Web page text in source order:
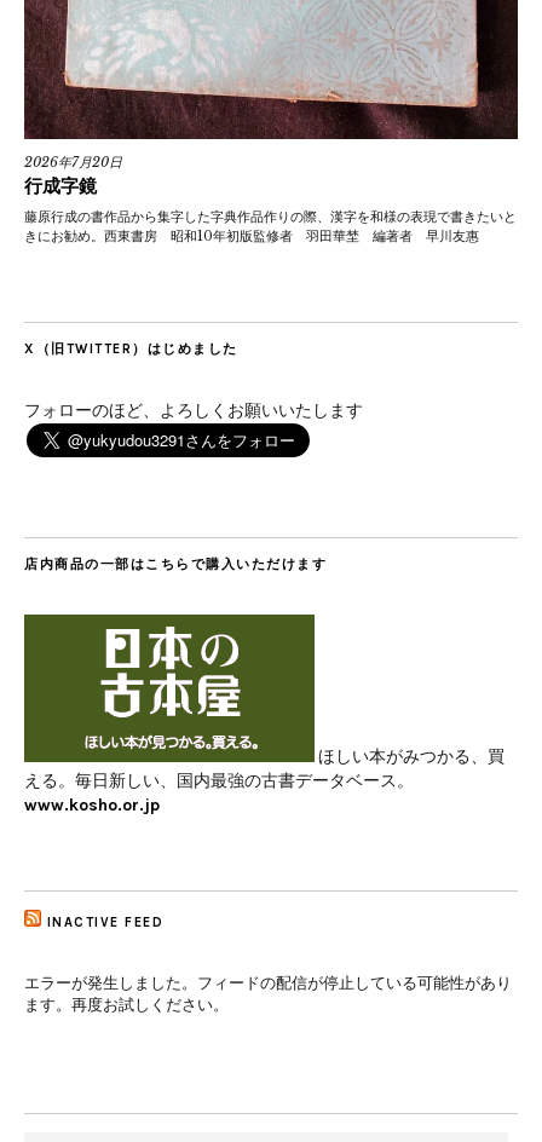
2026年7月20日
行成字鏡
藤原行成の書作品から集字した字典作品作りの際、漢字を和様の表現で書きたいと
きにお勧め。西東書房 昭和10年初版監修者 羽田華埜 編著者 早川友惠
X（旧TWITTER）はじめました
フォローのほど、よろしくお願いいたします
店内商品の一部はこちらで購入いただけます
ほしい本がみつかる、買
える。毎日新しい、国内最強の古書データベース。
www.kosho.or.jp
INACTIVE FEED
エラーが発生しました。フィードの配信が停止している可能性があり
ます。再度お試しください。